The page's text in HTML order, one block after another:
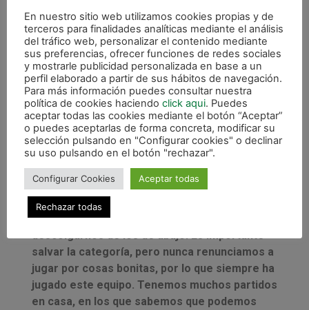
se nos están escapando puntos. Estoy muy
contento porque es un equipo bastante nuevo,
con gente muy joven que están asumiendo el
rol de jugadores importantes en este nuevo
Osasuna Magna”.
Sobre las opciones para clasificarse para el
Play Off, explicó que: “Estamos a cuatro
puntos, pero también es verdad que hay
muchos enfrentamientos directos por la parte
de abajo y también te pueden pillar. Es una
temporada complicada, en la que nos está
costando un poco arrimarnos arriba y
salvar la categoría, pero nunca renunciamos a
jugar por cosas bonitas, por lo que siempre ha
jugado este equipo. Tenemos muchos partidos
en casa, en los que sabemos que podemos
En nuestro sitio web utilizamos cookies propias y de
terceros para finalidades analíticas mediante el análisis
del tráfico web, personalizar el contenido mediante
sus preferencias, ofrecer funciones de redes sociales
y mostrarle publicidad personalizada en base a un
perfil elaborado a partir de sus hábitos de navegación.
Para más información puedes consultar nuestra
política de cookies haciendo click aqui. Puedes
aceptar todas las cookies mediante el botón “Aceptar”
o puedes aceptarlas de forma concreta, modificar su
selección pulsando en "Configurar cookies" o declinar
su uso pulsando en el botón "rechazar".
Configurar Cookies Aceptar todas
Rechazar todas